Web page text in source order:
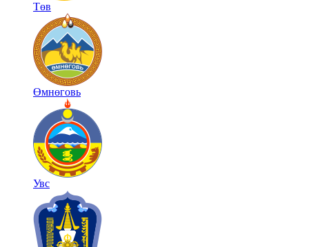
Төв
Өмнөговь
Увс